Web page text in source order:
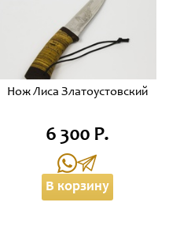
Нож Лиса Златоустовский
6 300 Р.
В корзину